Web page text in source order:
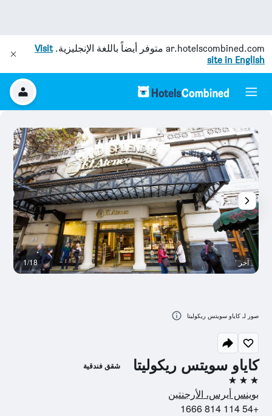
ar.hotelscombined.com متوفر أيضاً باللغة الإنجليزية.Visit
site in English
كاياو سويتس ريكوليتا شقق فندقية
3 نجوم
بوينس أيرس، الأرجنتين
+54 114 814 1666
آخر 1/18
صور لـ كاياو سويتس ريكوليتا